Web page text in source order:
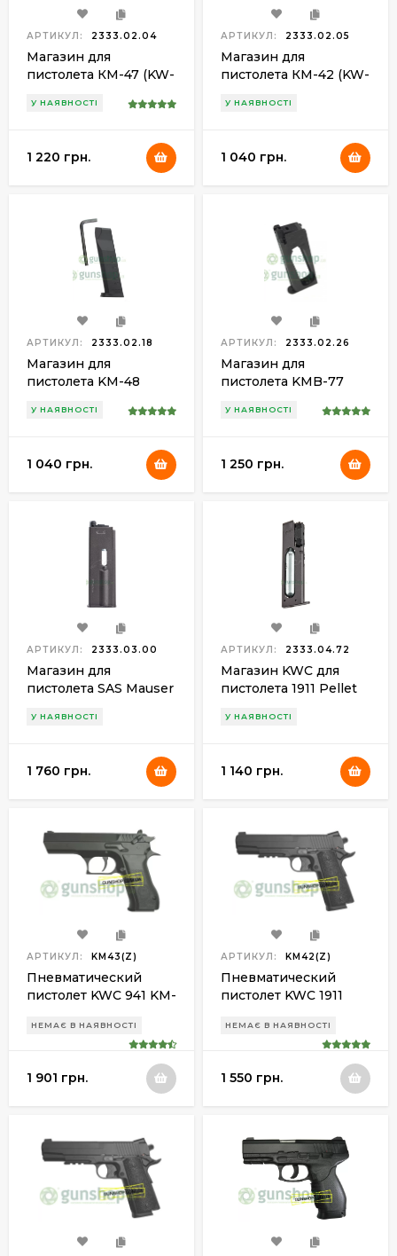
АРТИКУЛ: 2333.02.04
Магазин для
пистолета КМ-47 (KW-
У НАЯВНОСТІ
1 220 грн.
АРТИКУЛ: 2333.02.05
Магазин для
пистолета КМ-42 (KW-
У НАЯВНОСТІ
1 040 грн.
АРТИКУЛ: 2333.02.18
Магазин для
пистолета KM-48
У НАЯВНОСТІ
1 040 грн.
АРТИКУЛ: 2333.02.26
Магазин для
пистолета KMB-77
У НАЯВНОСТІ
1 250 грн.
АРТИКУЛ: 2333.03.00
Магазин для
пистолета SAS Mauser
У НАЯВНОСТІ
1 760 грн.
АРТИКУЛ: 2333.04.72
Магазин KWC для
пистолета 1911 Pellet
У НАЯВНОСТІ
1 140 грн.
АРТИКУЛ: KM43(Z)
Пневматический
пистолет KWC 941 KM-
НЕМАЄ В НАЯВНОСТІ
1 901 грн.
АРТИКУЛ: KM42(Z)
Пневматический
пистолет KWC 1911
slide
НЕМАЄ В НАЯВНОСТІ
1 550 грн.